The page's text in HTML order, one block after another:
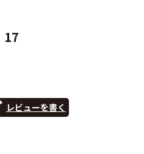
17
レビューを書く